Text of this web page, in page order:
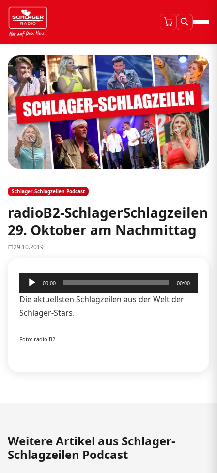
Schlager-Schlagzeilen Podcast
radioB2-SchlagerSchlagzeilen
29. Oktober am Nachmittag
29.10.2019
Audio-
Player
00:00 00:00
Die aktuellsten Schlagzeilen aus der Welt der
Schlager-Stars.
Foto: radio B2
Weitere Artikel aus Schlager-
Schlagzeilen Podcast